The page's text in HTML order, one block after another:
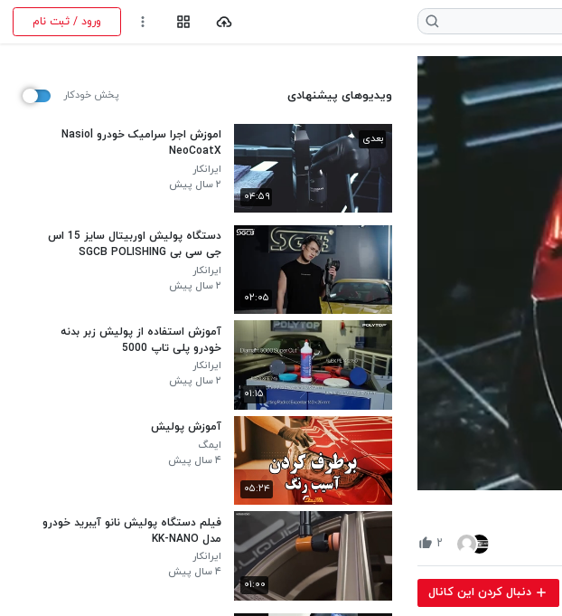
ورود / ثبت نام
۲
دنبال کردن این کانال
ویدیوهای پیشنهادی پخش خودکار
۰۴:۵۹
بعدی
اموزش اجرا سرامیک خودرو Nasiol
NeoCoatX
ایرانکار
۲ سال پیش
۰۲:۰۵
دستگاه پولیش اوربیتال سایز 15 اس
جی سی بی SGCB POLISHING
SYSTEM
ایرانکار
۲ سال پیش
۰۱:۱۵
آموزش استفاده از پولیش زبر بدنه
خودرو پلی تاپ 5000
ایرانکار
۲ سال پیش
۰۵:۲۴
آموزش پولیش
ایمگ
۴ سال پیش
۰۱:۰۰
فیلم دستگاه پولیش نانو آیبرید خودرو
مدل KK-NANO
ایرانکار
۴ سال پیش